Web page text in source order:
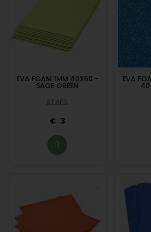
EVA FOAM 1MM 40X60 -
SAGE GREEN
STAFIL
3
EVA